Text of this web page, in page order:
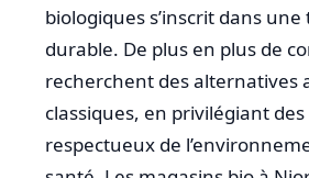
biologiques s’inscrit dans
durable. De plus en plus de
recherchent des alternatives
classiques, en privilégiant
respectueux de